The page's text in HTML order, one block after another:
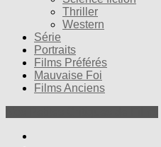
Thriller
Western
Série
Portraits
Films Préférés
Mauvaise Foi
Films Anciens